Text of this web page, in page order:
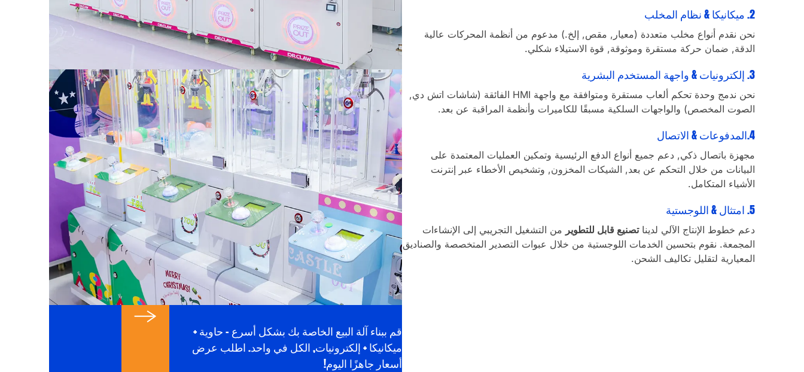
2. ميكانيكا & نظام المخلب
نحن نقدم أنواع مخلب متعددة (معيار, مقص, إلخ.) مدعوم من أنظمة المحركات عالية
الدقة, ضمان حركة مستقرة وموثوقة, قوة الاستيلاء شكلي.
3. إلكترونيات & واجهة المستخدم البشرية
نحن ندمج وحدة تحكم ألعاب مستقرة ومتوافقة مع واجهة HMI الفائقة (شاشات اتش دي,
الصوت المخصص) والواجهات السلكية مسبقًا للكاميرات وأنظمة المراقبة عن بعد.
4.المدفوعات & الاتصال
مجهزة باتصال ذكي, دعم جميع أنواع الدفع الرئيسية وتمكين العمليات المعتمدة على
البيانات من خلال التحكم عن بعد, الشيكات المخزون, وتشخيص الأخطاء عبر إنترنت
الأشياء المتكامل.
5. امتثال & اللوجستية
دعم خطوط الإنتاج الآلي لديناتصنيع قابل للتطوير من التشغيل التجريبي إلى الإنشاءات
المجمعة. نقوم بتحسين الخدمات اللوجستية من خلال عبوات التصدير المتخصصة والصناديق
المعيارية لتقليل تكاليف الشحن.
قم ببناء آلة البيع الخاصة بك بشكل أسرع - حاوية +
ميكانيكا + إلكترونيات, الكل في واحد. اطلب عرض
أسعار جاهزًا اليوم!